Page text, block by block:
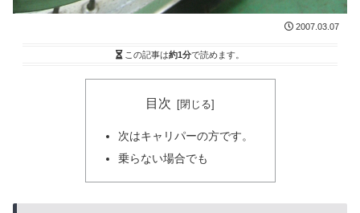
2007.03.07
この記事は約1分で読めます。
目次
次はキャリパーの方です。
乗らない場合でも